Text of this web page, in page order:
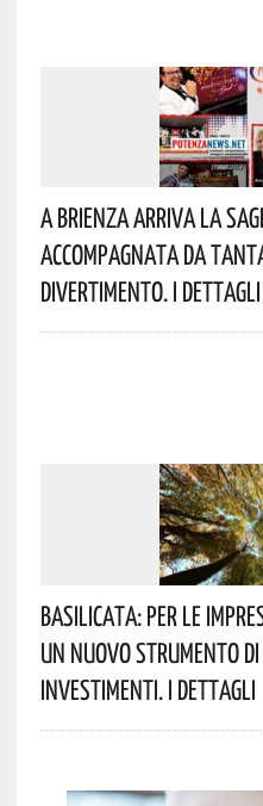
A Brienza Arriva La
Accompagnata Da
Divertimento. I
Basilicata: Per Le
Un Nuovo Strumento
Investimenti. I Dettagli